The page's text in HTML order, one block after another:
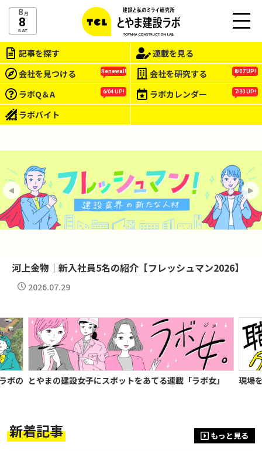
8 月
8
SAT
EN
記事を探す
連載を見る
会社を見つける
Renewal! 会社を研究する 8/07 UP!
ラボQ＆A 6/04 UP! ラボカレンダー 7/30 UP!
ラボバイト
ュマン2026】 富工高建築工学科「2025就職&進路実
ボの とやまの建設女子にスポットをあてる連載「ラボ女」 現場
新着記事 もっと見る